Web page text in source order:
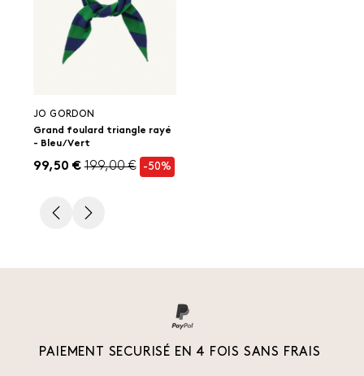
JO GORDON
Grand foulard triangle rayé
- Bleu/Vert
99,50 € 199,00 € -50%
PAIEMENT SECURISÉ EN 4 FOIS SANS FRAIS